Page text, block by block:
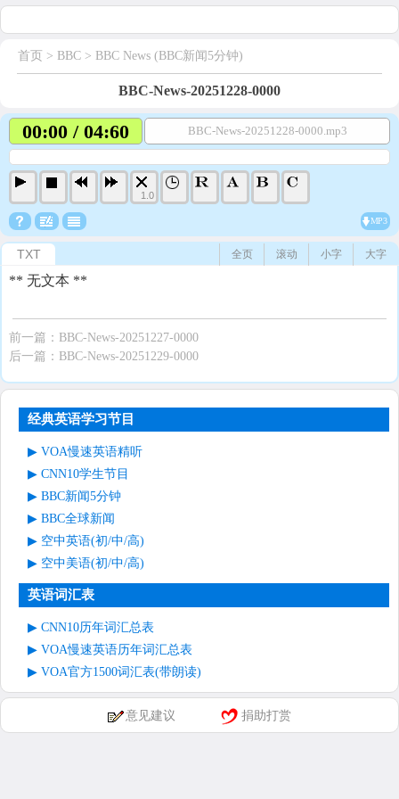
首页 > BBC > BBC News (BBC新闻5分钟)
BBC-News-20251228-0000
00:00 / 04:60 BBC-News-20251228-0000.mp3
1.0
MP3
TXT 大字
小字
滚动
全页
** 无文本 **
前一篇： BBC-News-20251227-0000
后一篇： BBC-News-20251229-0000
经典英语学习节目
VOA慢速英语精听
CNN10学生节目
BBC新闻5分钟
BBC全球新闻
空中英语(初/中/高)
空中美语(初/中/高)
英语词汇表
CNN10历年词汇总表
VOA慢速英语历年词汇总表
VOA官方1500词汇表(带朗读)
意见建议 捐助打赏